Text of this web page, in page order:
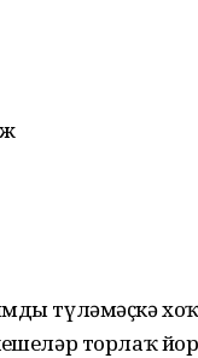
түләмәҫкә
торлаҡ